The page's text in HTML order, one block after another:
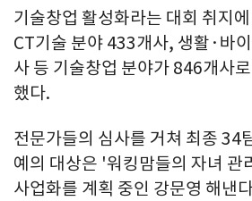
기술창업 활성화라는 대회 취지
CT기술 분야 433개사, 생활·바
사 등 기술창업 분야가 846개사
했다.
전문가들의 심사를 거쳐 최종 34
예의 대상은 '워킹맘들의 자녀 관
사업화를 계획 중인 강문영 해낸